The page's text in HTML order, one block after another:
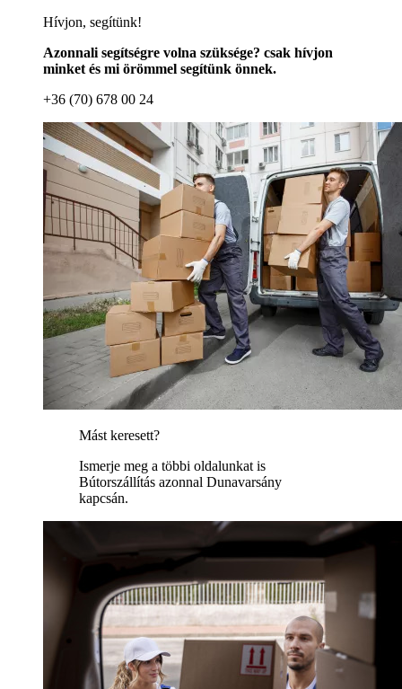
Hívjon, segítünk!
Azonnali segítségre volna szüksége? csak hívjon
minket és mi örömmel segítünk önnek.
+36 (70) 678 00 24
Mást keresett?
Ismerje meg a többi oldalunkat is
Bútorszállítás azonnal Dunavarsány
kapcsán.